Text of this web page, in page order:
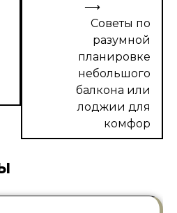
Советы по
разумной
планировке
небольшого
балкона или
лоджии для
комфор
⟶